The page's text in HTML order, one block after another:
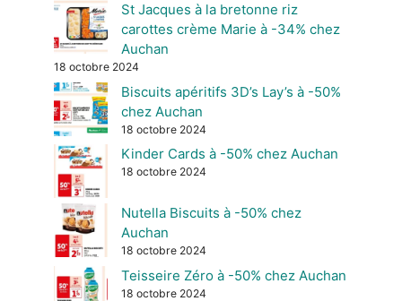
St Jacques à la bretonne riz
carottes crème Marie à -34% chez
Auchan
18 octobre 2024
Biscuits apéritifs 3D’s Lay’s à -50%
chez Auchan
18 octobre 2024
Kinder Cards à -50% chez Auchan
18 octobre 2024
Nutella Biscuits à -50% chez
Auchan
18 octobre 2024
Teisseire Zéro à -50% chez Auchan
18 octobre 2024